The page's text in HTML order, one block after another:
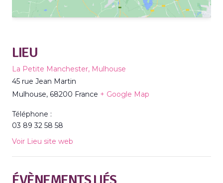
LIEU
La Petite Manchester, Mulhouse
45 rue Jean Martin
Mulhouse, 68200 France + Google Map
Téléphone :
03 89 32 58 58
Voir Lieu site web